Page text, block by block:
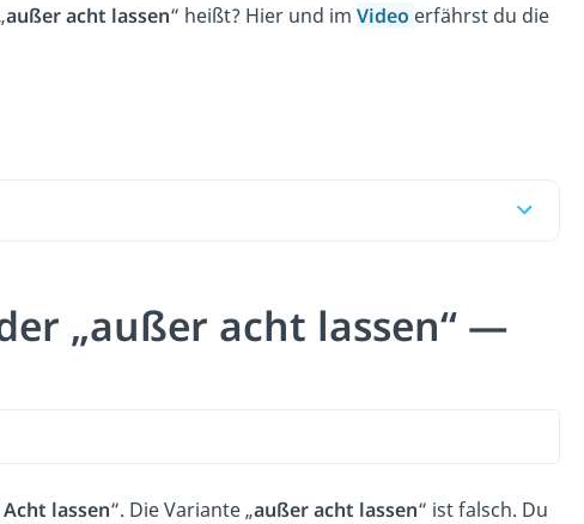
außer acht lassen“ heißt? Hier und im Video erfährst du die
„außer acht lassen“ —
lassen“. Die Variante „außer acht lassen“ ist falsch. Du